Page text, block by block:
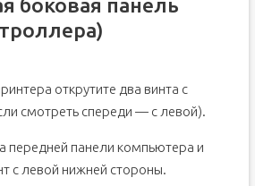
боковая панель
открутите два винта с
смотреть спереди — с левой).
передней панели компьютера и
с левой нижней стороны.